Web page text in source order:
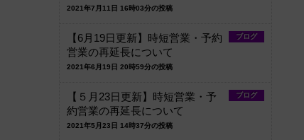
2021年7月11日 16時03分の投稿
ブログ
【6月19日更新】時短営業・予約
営業の再延長について
2021年6月19日 20時59分の投稿
ブログ
【５月23日更新】時短営業・予
約営業の再延長について
2021年5月23日 14時37分の投稿